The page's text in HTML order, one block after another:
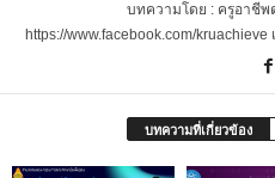
บทความโดย : ครูอาชี
https://www.facebook.com/
บทความที่เกี่ยวข้อง